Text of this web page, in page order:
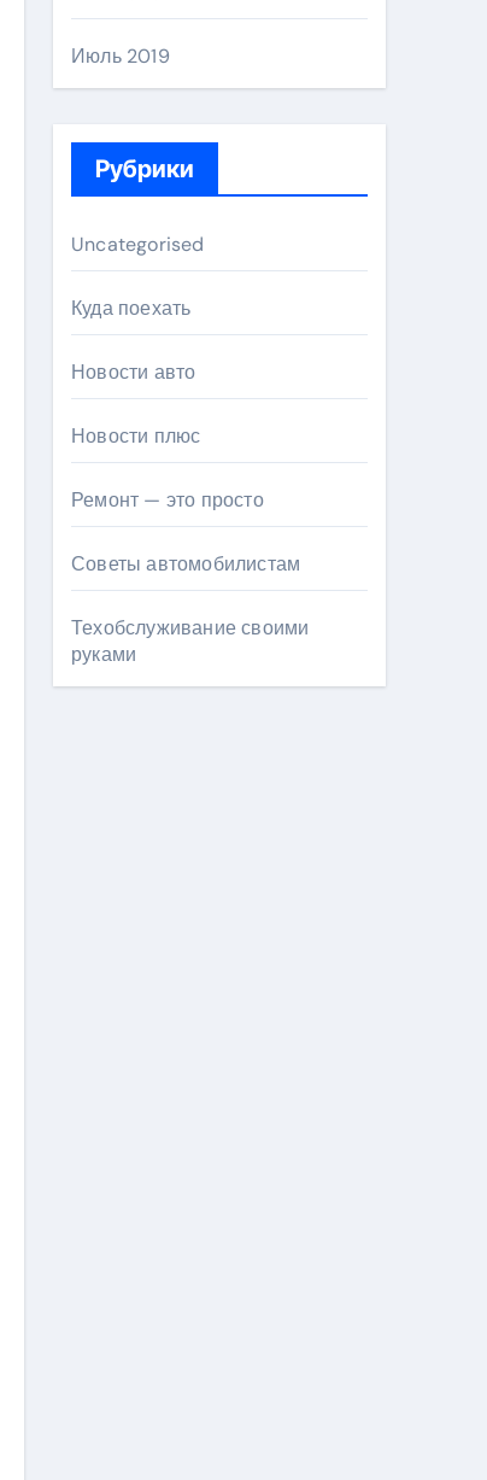
Июль 2019
Рубрики
Uncategorised
Куда поехать
Новости авто
Новости плюс
Ремонт — это просто
Советы автомобилистам
Техобслуживание своими
руками